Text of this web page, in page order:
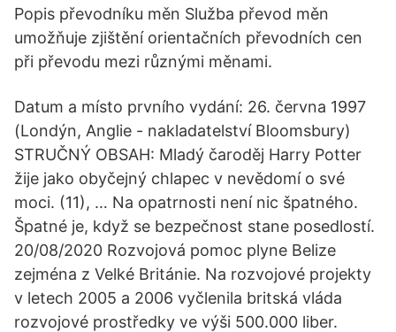
Popis převodníku měn Služba převod měn
umožňuje zjištění orientačních převodních cen
při převodu mezi různými měnami.
Datum a místo prvního vydání: 26. června 1997
(Londýn, Anglie - nakladatelství Bloomsbury)
STRUČNÝ OBSAH: Mladý čaroděj Harry Potter
žije jako obyčejný chlapec v nevědomí o své
moci. (11), … Na opatrnosti není nic špatného.
Špatné je, když se bezpečnost stane posedlostí.
20/08/2020 Rozvojová pomoc plyne Belize
zejména z Velké Británie. Na rozvojové projekty
v letech 2005 a 2006 vyčlenila britská vláda
rozvojové prostředky ve výši 500.000 liber.